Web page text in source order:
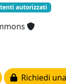
autorizzati
Richiedi